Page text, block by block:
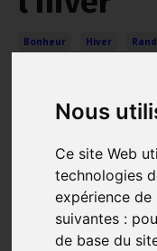
Nous
Ce site Web
technologies
expérience
suivantes :
de base du
Bonheur Hiver